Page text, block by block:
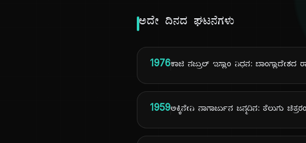
ಅದೇ ದಿನದ ಘಟನೆಗಳು
1976ಕಾಜಿ ನಜ್ರುಲ್ ಇಸ್ಲಾಂ ನಿಧನ: ಬಾಂಗ್ಲಾದೇಶದ
1959ಅಕ್ಕಿನೇನಿ ನಾಗಾರ್ಜುನ ಜನ್ಮದಿನ: ತೆಲುಗು